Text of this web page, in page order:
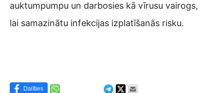
auktumpumpu un darbosies kā vīrusu vairogs,
lai samazinātu infekcijas izplatīšanās risku.
Dalīties